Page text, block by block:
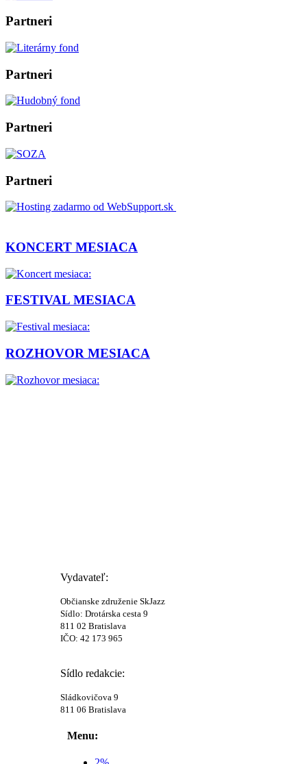
Partneri
Partneri
Partneri
Partneri
KONCERT MESIACA
FESTIVAL MESIACA
ROZHOVOR MESIACA
Vydavateľ:
Občianske združenie SkJazz
Sídlo: Drotárska cesta 9
811 02 Bratislava
IČO: 42 173 965
Sídlo redakcie:
Sládkovičova 9
811 06 Bratislava
Menu: